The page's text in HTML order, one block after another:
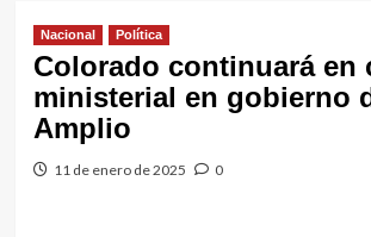
Nacional Política
Colorado continuará en
ministerial en gobierno
Amplio
11 de enero de 2025 0